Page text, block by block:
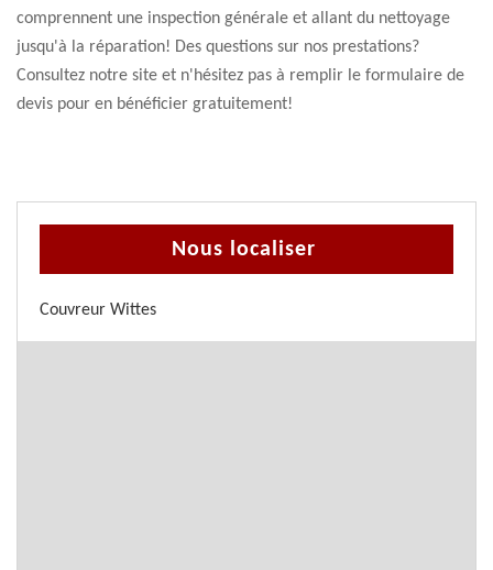
comprennent une inspection générale et allant du nettoyage
jusqu'à la réparation! Des questions sur nos prestations?
Consultez notre site et n'hésitez pas à remplir le formulaire de
devis pour en bénéficier gratuitement!
Nous localiser
Couvreur Wittes